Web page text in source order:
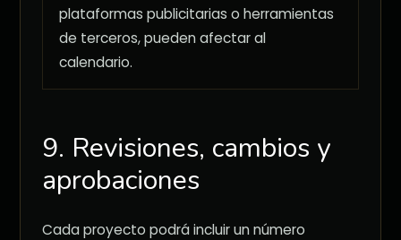
plataformas publicitarias o herramientas
de terceros, pueden afectar al
calendario.
9. Revisiones, cambios y
aprobaciones
Cada proyecto podrá incluir un número